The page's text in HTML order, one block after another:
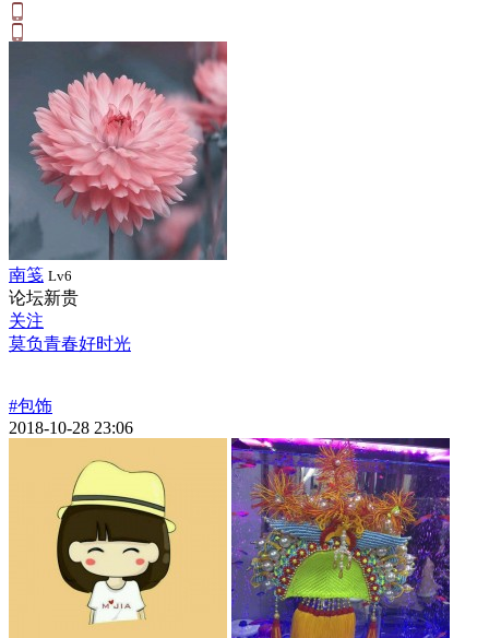
南笺 Lv6
论坛新贵
关注
莫负青春好时光
#包饰
2018-10-28 23:06